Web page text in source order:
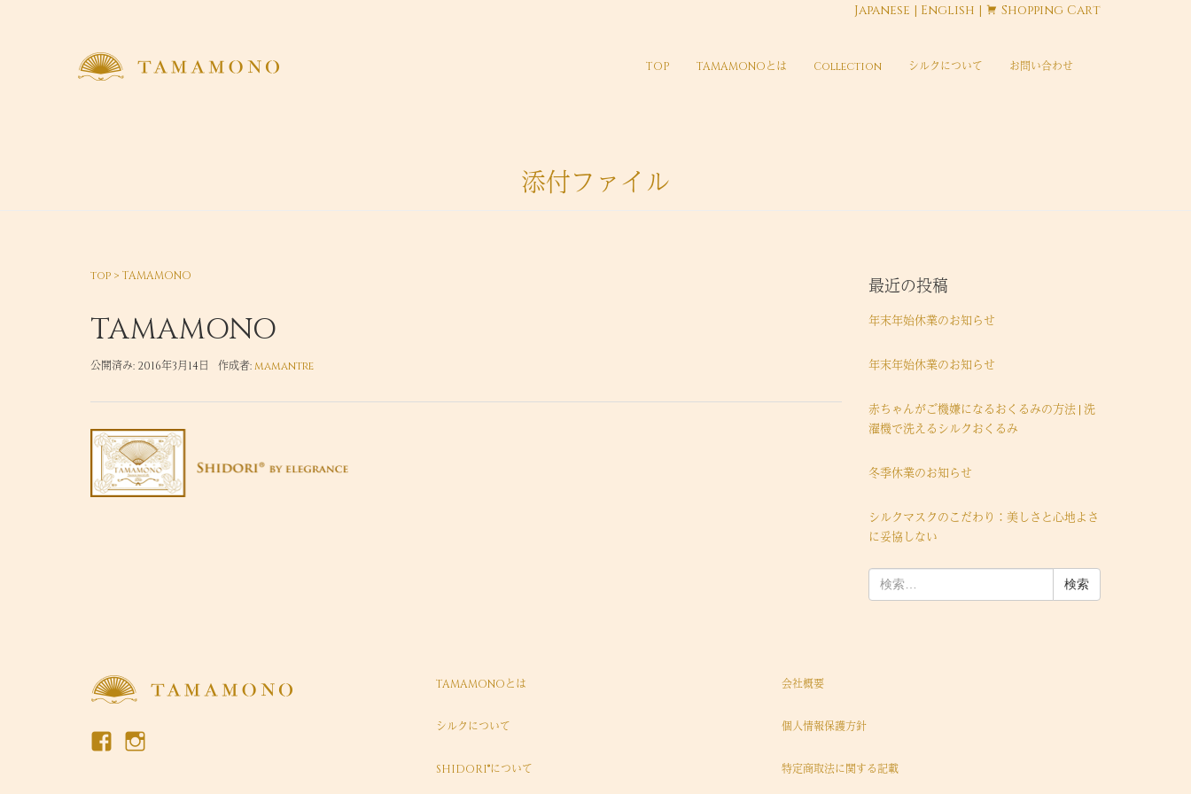
Japanese | English | Shopping Cart
TOP TAMAMONOとは Collection シルクについて お問い合わせ
添付ファイル
top > TAMAMONO
TAMAMONO
公開済み: 2016年3月14日 作成者:mamantre
最近の投稿
年末年始休業のお知らせ
年末年始休業のお知らせ
赤ちゃんがご機嫌になるおくるみの方法 | 洗
濯機で洗えるシルクおくるみ
冬季休業のお知らせ
シルクマスクのこだわり：美しさと心地よさ
に妥協しない
索:
TAMAMONOとは
シルクについて
SHIDORI®について
会社概要
個人情報保護方針
特定商取法に関する記載